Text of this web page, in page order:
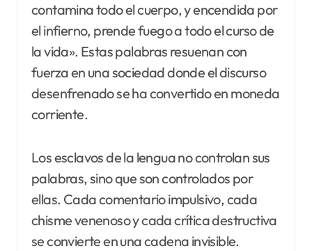
contamina todo el cuerpo, y encendida por
el infierno, prende fuego a todo el curso de
la vida». Estas palabras resuenan con
fuerza en una sociedad donde el discurso
desenfrenado se ha convertido en moneda
corriente.
Los esclavos de la lengua no controlan sus
palabras, sino que son controlados por
ellas. Cada comentario impulsivo, cada
chisme venenoso y cada crítica destructiva
se convierte en una cadena invisible.